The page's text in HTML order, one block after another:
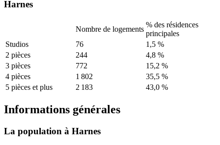
Harnes
Nombre de logements
% des résidences
principales
Studios
76
1,5 %
2 pièces
244
4,8 %
3 pièces
772
15,2 %
4 pièces
1 802
35,5 %
5 pièces et plus
2 183 43,0 %
Informations générales
La population à Harnes